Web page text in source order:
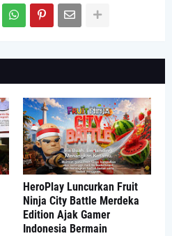
HeroPlay Luncurkan Fruit
Ninja City Battle Merdeka
Edition Ajak Gamer
Indonesia Bermain